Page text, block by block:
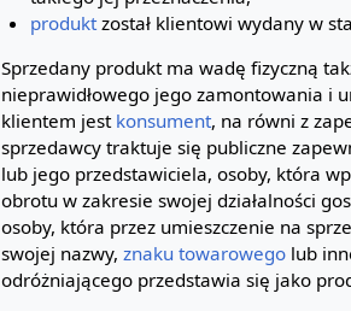
produktzostał klientowi wydany w
Sprzedany produkt ma wadę fizyczną
nieprawidłowego jego zamontowania i
klientem jest konsument, na równi z
sprzedawcy traktuje się publiczne
lub jego przedstawiciela, osoby, która
obrotu w zakresie swojej działalności
osoby, która przez umieszczenie na
swojej nazwy, znaku towarowegolub
odróżniającego przedstawia się jako